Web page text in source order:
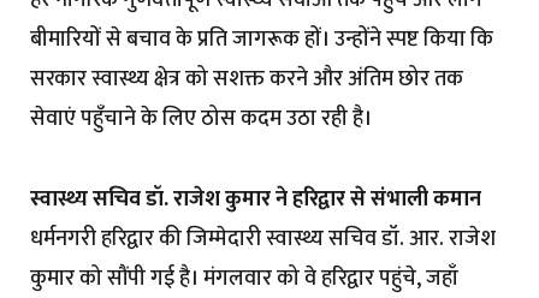
बीमारियों से बचाव के प्रति जागरूक हों। उन्होंने स्पष्ट किया कि
सरकार स्वास्थ्य क्षेत्र को सशक्त करने और अंतिम छोर तक
सेवाएं पहुँचाने के लिए ठोस कदम उठा रही है।
स्वास्थ्य सचिव डॉ. राजेश कुमार ने हरिद्वार से संभाली कमान
धर्मनगरी हरिद्वार की जिम्मेदारी स्वास्थ्य सचिव डॉ. आर. राजेश
कुमार को सौंपी गई है। मंगलवार को वे हरिद्वार पहुंचे, जहाँ